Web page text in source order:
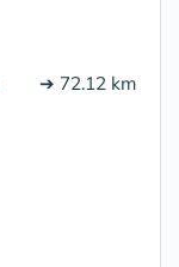
➔ 72.12 km